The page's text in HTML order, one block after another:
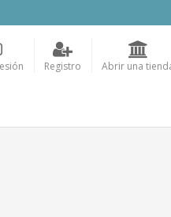
Registro Abrir una